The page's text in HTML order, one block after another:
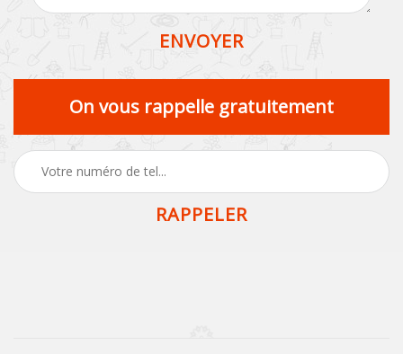
On vous rappelle gratuitement